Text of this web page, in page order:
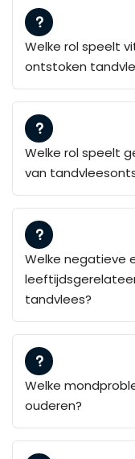
Welke rol speelt
ontstoken
Welke rol speelt
van
Welke negatieve
tandvlees?
Welke
ouderen?